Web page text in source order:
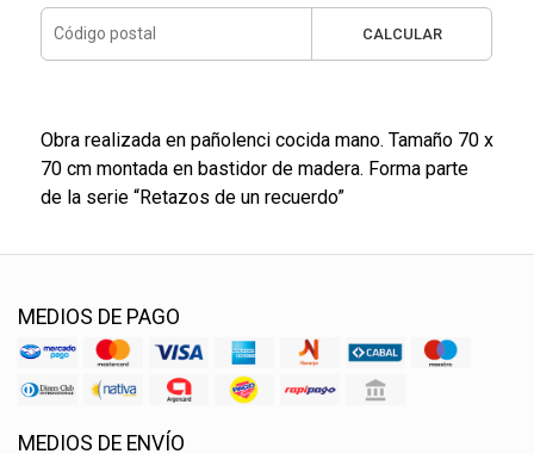
CALCULAR
Obra realizada en pañolenci cocida mano. Tamaño 70 x
70 cm montada en bastidor de madera. Forma parte
de la serie “Retazos de un recuerdo”
MEDIOS DE PAGO
MEDIOS DE ENVÍO